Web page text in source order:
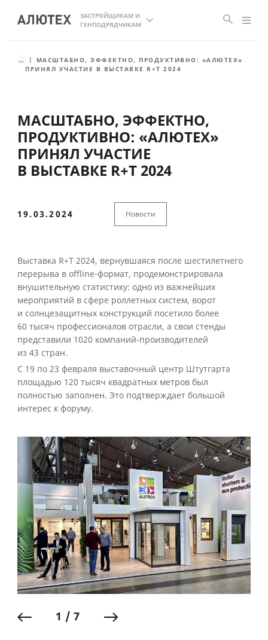
ЗАСТРОЙЩИКАМ И
ГЕНПОДРЯДЧИКАМ
...
МАСШТАБНО, ЭФФЕКТНО, ПРОДУКТИВНО: «АЛЮТЕХ»
ПРИНЯЛ УЧАСТИЕ В ВЫСТАВКЕ R+T 2024
МАСШТАБНО, ЭФФЕКТНО,
ПРОДУКТИВНО: «АЛЮТЕХ»
ПРИНЯЛ УЧАСТИЕ
В ВЫСТАВКЕ R+T 2024
19.03.2024 Новости
Выставка R+T 2024, вернувшаяся после шестилетнего
перерыва в offline-формат, продемонстрировала
внушительную статистику: одно из важнейших
мероприятий в сфере роллетных систем, ворот
и солнцезащитных конструкций посетило более
60 тысяч профессионалов отрасли, а свои стенды
представили 1020 компаний-производителей
из 43 стран.
С 19 по 23 февраля выставочный центр Штутгарта
площадью 120 тысяч квадратных метров был
полностью заполнен. Это подтверждает большой
интерес к форуму.
1 / 7